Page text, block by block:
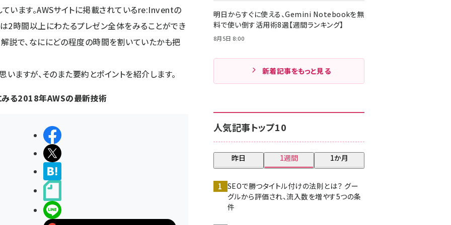
います。AWSサイトに掲載されているre:Inventの
2時間以上にわたるプレゼン全体をみることができ
説で、なににどの程度の時間を割いていたかも把
ますが、そのまた要約とポイントを紹介します。
る2018年AWSの最新技術
シェアする
ポストする
LINEで送る
明日からすぐに使える、Gemini Notebookを無
料で使い倒す活用術8選【週間ランキング】
8月5日 8:00
新着記事をもっと見る
人気記事トップ10
昨日 1週間 1か月
SEOで勝つタイトル付けの法則とは？ グー
グルから評価され、流入数を増やす5つの条
件